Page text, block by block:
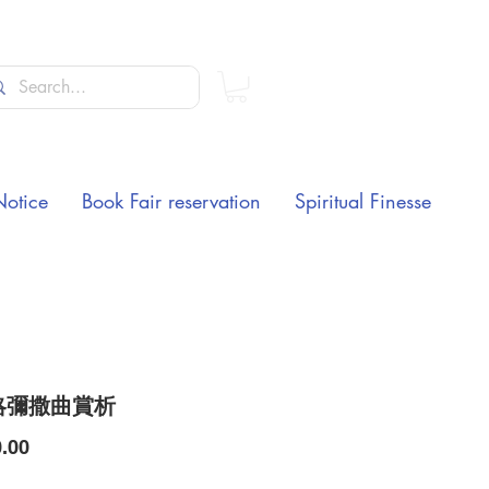
彌撒曲賞析
Price
Book Fair reservation Spiritual Finesse